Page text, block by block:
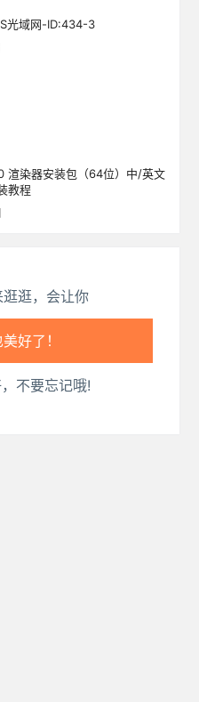
光域网-ID:434-3
渲染器安装包（64位）中/英文
教程
逛，会让你
好了！
劲了！
酸了！
松了！
不要忘记哦!